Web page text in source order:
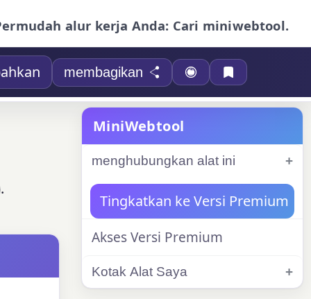
alur kerja Anda: Cari miniwebtool.
membagikan
MiniWebtool
menghubungkan alat ini
Tingkatkan ke Versi Premium
Akses Versi Premium
Kotak Alat Saya